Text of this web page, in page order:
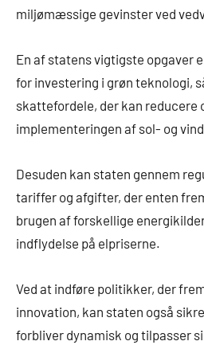
miljømæssige gevinster ved
En af statens vigtigste opgaver
for investering i grøn teknologi,
skattefordele, der kan reducere
implementeringen af sol- og
Desuden kan staten gennem
tariffer og afgifter, der enten
brugen af forskellige
indflydelse på elpriserne.
Ved at indføre politikker, der
innovation, kan staten også
forbliver dynamisk og tilpasser